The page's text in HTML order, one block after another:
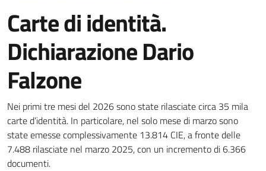
Carte di identità.
Dichiarazione Dario
Falzone
Dettagli della notizia
Nei primi tre mesi del 2026 sono state rilasciate circa 35 mila
carte d’identità. In particolare, nel solo mese di marzo sono
state emesse complessivamente 13.814 CIE, a fronte delle
7.488 rilasciate nel marzo 2025, con un incremento di 6.366
documenti.